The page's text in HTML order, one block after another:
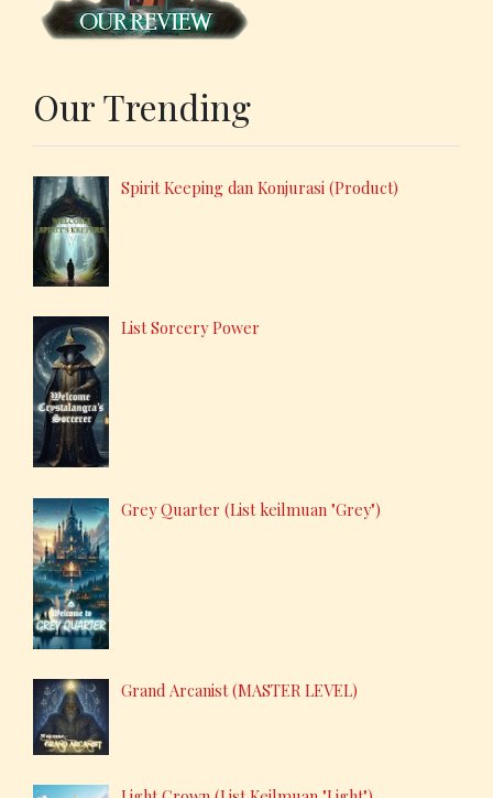
Our Trending
Spirit Keeping dan Konjurasi (Product)
List Sorcery Power
Grey Quarter (List keilmuan "Grey")
Grand Arcanist (MASTER LEVEL)